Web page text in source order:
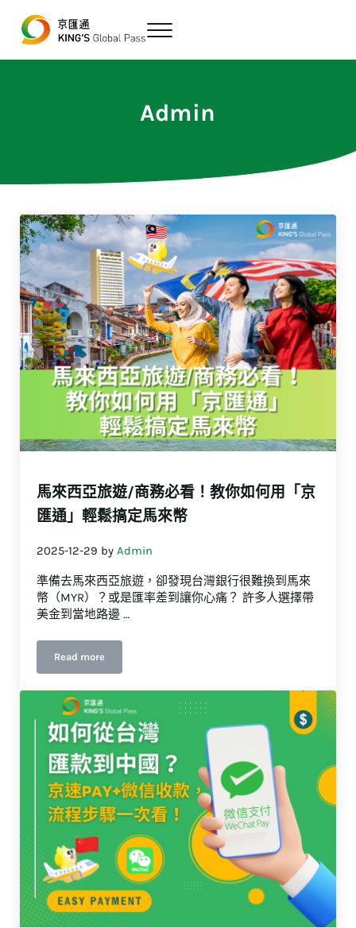
京匯通 官方網站
Menu
Admin
馬來西亞旅遊/商務必看！教你如何用「京
匯通」輕鬆搞定馬來幣
2025-12-29 byAdmin
準備去馬來西亞旅遊，卻發現台灣銀行很難換到馬來
幣（MYR）？或是匯率差到讓你心痛？ 許多人選擇帶
美金到當地路邊 …
Read more馬來西亞旅遊/商務必看！教你如何用「京匯通」輕鬆搞定馬